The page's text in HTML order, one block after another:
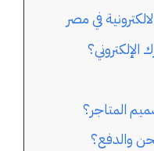
في مصر
المتاجر؟
والدفع؟